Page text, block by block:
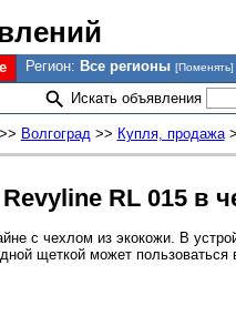
Регион: Все регионы [Поменять]
Искать объявления
Волгоград>> Купля, продажа
RL 015 в
с чехлом из экокожи. В
щеткой может